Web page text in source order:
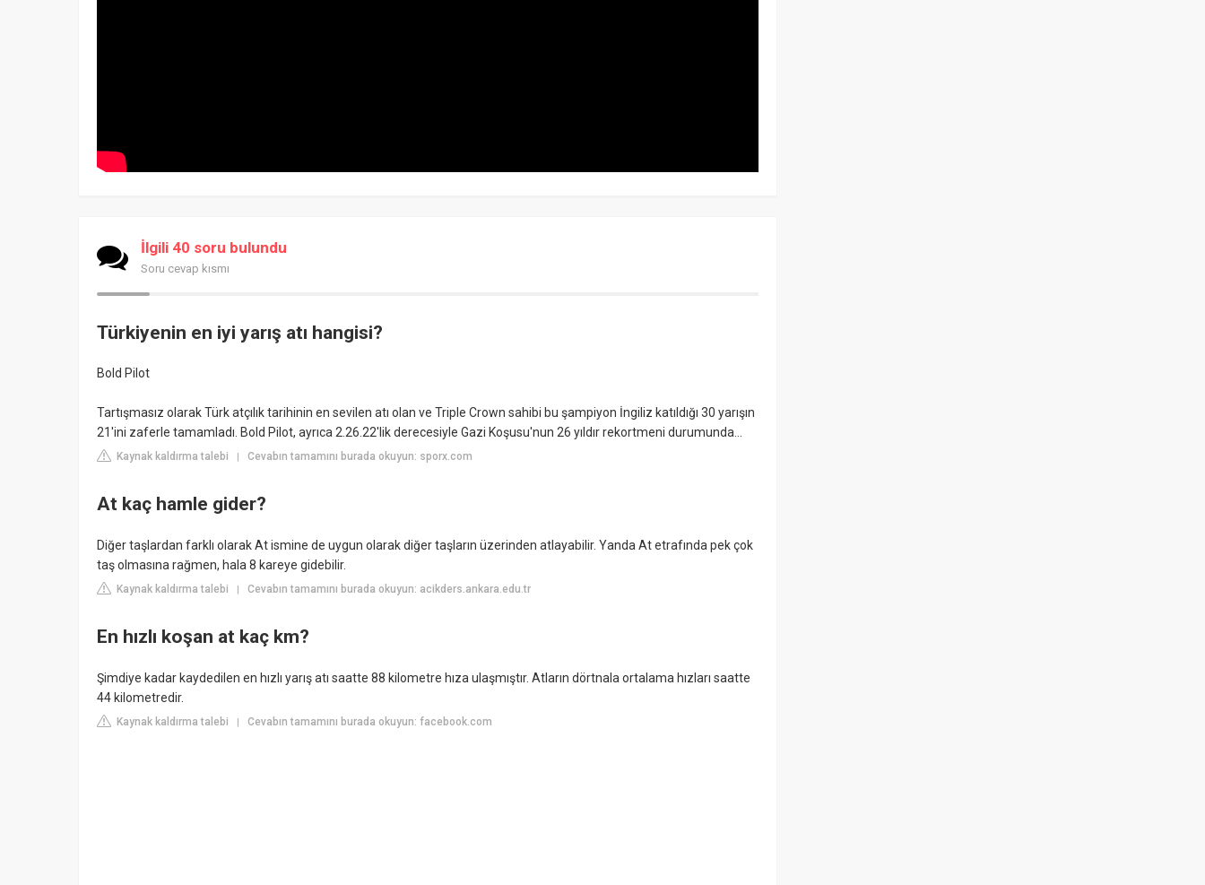
İlgili 40 soru bulundu
Soru cevap kısmı
Türkiyenin en iyi yarış atı hangisi?
Bold Pilot
Tartışmasız olarak Türk atçılık tarihinin en sevilen atı olan ve Triple Crown sahibi bu şampiyon İngiliz katıldığı 30 yarışın
21'ini zaferle tamamladı. Bold Pilot, ayrıca 2.26.22'lik derecesiyle Gazi Koşusu'nun 26 yıldır rekortmeni durumunda...
Kaynak kaldırma talebi | Cevabın tamamını burada okuyun: sporx.com
At kaç hamle gider?
Diğer taşlardan farklı olarak At ismine de uygun olarak diğer taşların üzerinden atlayabilir. Yanda At etrafında pek çok
taş olmasına rağmen, hala 8 kareye gidebilir.
Kaynak kaldırma talebi | Cevabın tamamını burada okuyun: acikders.ankara.edu.tr
En hızlı koşan at kaç km?
Şimdiye kadar kaydedilen en hızlı yarış atı saatte 88 kilometre hıza ulaşmıştır. Atların dörtnala ortalama hızları saatte
44 kilometredir.
Kaynak kaldırma talebi | Cevabın tamamını burada okuyun: facebook.com